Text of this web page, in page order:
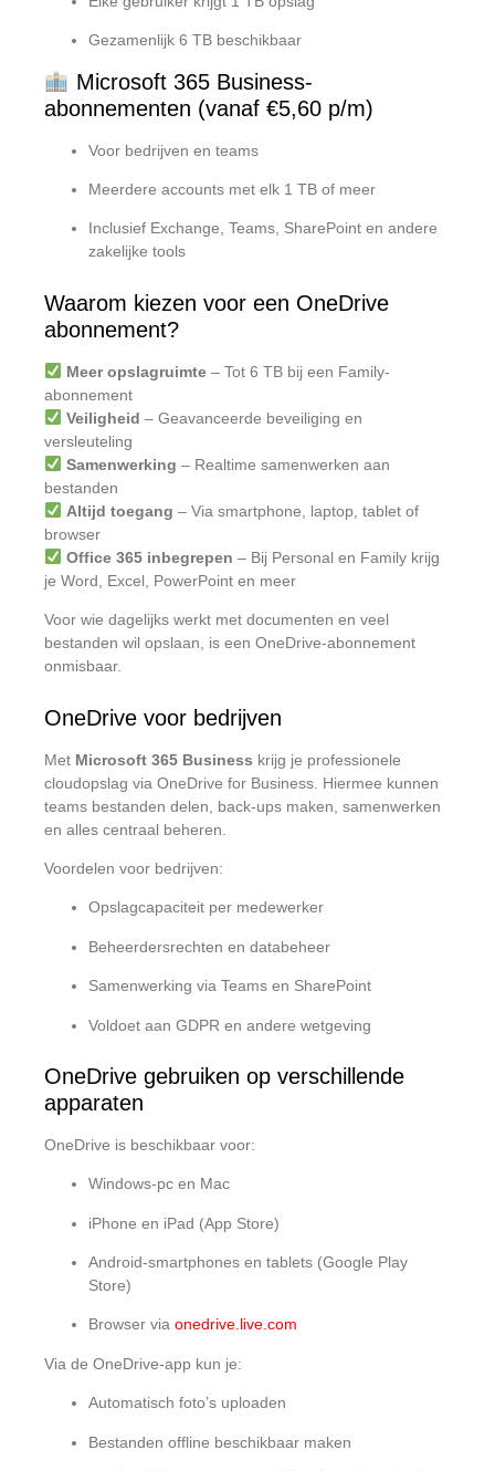
Gezamenlijk 6 TB beschikbaar
Microsoft 365 Business-
abonnementen (vanaf €5,60 p/m)
Voor bedrijven en teams
Meerdere accounts met elk 1 TB of meer
Inclusief Exchange, Teams, SharePoint en andere
zakelijke tools
Waarom kiezen voor een OneDrive
abonnement?
Meer opslagruimte– Tot 6 TB bij een Family-
abonnement
Veiligheid – Geavanceerde beveiliging en
versleuteling
Samenwerking – Realtime samenwerken aan
bestanden
Altijd toegang – Via smartphone, laptop, tablet of
browser
Office 365 inbegrepen – Bij Personal en Family krijg
je Word, Excel, PowerPoint en meer
Voor wie dagelijks werkt met documenten en veel
bestanden wil opslaan, is een OneDrive-abonnement
onmisbaar.
OneDrive voor bedrijven
Met Microsoft 365 Business krijg je professionele
cloudopslag via OneDrive for Business. Hiermee kunnen
teams bestanden delen, back-ups maken, samenwerken
en alles centraal beheren.
Voordelen voor bedrijven:
Opslagcapaciteit per medewerker
Beheerdersrechten en databeheer
Samenwerking via Teams en SharePoint
Voldoet aan GDPR en andere wetgeving
OneDrive gebruiken op verschillende
apparaten
OneDrive is beschikbaar voor:
Windows-pc en Mac
iPhone en iPad (App Store)
Android-smartphones en tablets (Google Play
Store)
Browser via onedrive.live.com
Via de OneDrive-app kun je:
Automatisch foto’s uploaden
Bestanden offline beschikbaar maken